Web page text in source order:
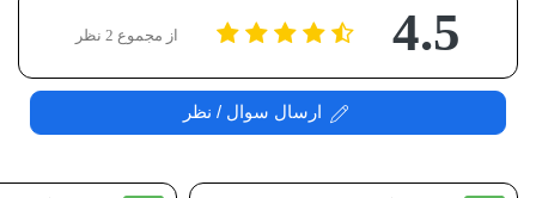
4.5 از مجموع 2 نظر
ارسال سوال / نظر